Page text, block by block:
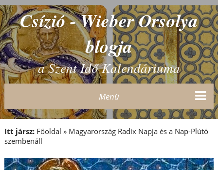
Csízió - Wieber Orsolya
blogja
a Szent Idő Kalendáriuma
Menü
Itt jársz: Főoldal » Magyarország Radix Napja és a Nap-Plútó
szembenáll